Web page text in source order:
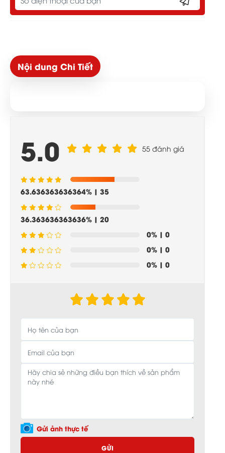
Nội dung Chi Tiết
5.0 55 đánh giá
63.636363636364% | 35
36.363636363636% | 20
0% | 0
0% | 0
0% | 0
Gửi ảnh thực tế
GỬI